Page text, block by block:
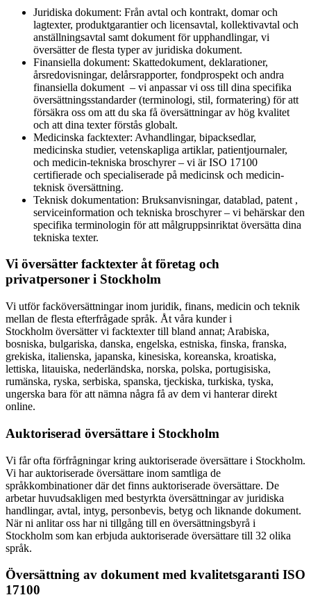
Juridiska dokument: Från avtal och kontrakt, domar och
lagtexter, produktgarantier och licensavtal, kollektivavtal och
anställningsavtal samt dokument för upphandlingar, vi
översätter de flesta typer av juridiska dokument.
Finansiella dokument: Skattedokument, deklarationer,
årsredovisningar, delårsrapporter, fondprospekt och andra
finansiella dokument – vi anpassar vi oss till dina specifika
översättningsstandarder (terminologi, stil, formatering) för att
försäkra oss om att du ska få översättningar av hög kvalitet
och att dina texter förstås globalt.
Medicinska facktexter: Avhandlingar, bipacksedlar,
medicinska studier, vetenskapliga artiklar, patientjournaler,
och medicin-tekniska broschyrer – vi är ISO 17100
certifierade och specialiserade på medicinsk och medicin-
teknisk översättning.
Teknisk dokumentation: Bruksanvisningar, datablad, patent ,
serviceinformation och tekniska broschyrer – vi behärskar den
specifika terminologin för att målgruppsinriktat översätta dina
tekniska texter.
Vi översätter facktexter åt företag och
privatpersoner i Stockholm
Vi utför facköversättningar inom juridik, finans, medicin och teknik
mellan de flesta efterfrågade språk. Åt våra kunder i
Stockholm översätter vi facktexter till bland annat; Arabiska,
bosniska, bulgariska, danska, engelska, estniska, finska, franska,
grekiska, italienska, japanska, kinesiska, koreanska, kroatiska,
lettiska, litauiska, nederländska, norska, polska, portugisiska,
rumänska, ryska, serbiska, spanska, tjeckiska, turkiska, tyska,
ungerska bara för att nämna några få av dem vi hanterar direkt
online.
Auktoriserad översättare i Stockholm
Vi får ofta förfrågningar kring auktoriserade översättare i Stockholm.
Vi har auktoriserade översättare inom samtliga de
språkkombinationer där det finns auktoriserade översättare. De
arbetar huvudsakligen med bestyrkta översättningar av juridiska
handlingar, avtal, intyg, personbevis, betyg och liknande dokument.
När ni anlitar oss har ni tillgång till en översättningsbyrå i
Stockholm som kan erbjuda auktoriserade översättare till 32 olika
språk.
Översättning av dokument med kvalitetsgaranti ISO
17100